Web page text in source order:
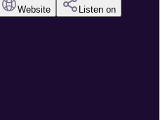
Website Listen on